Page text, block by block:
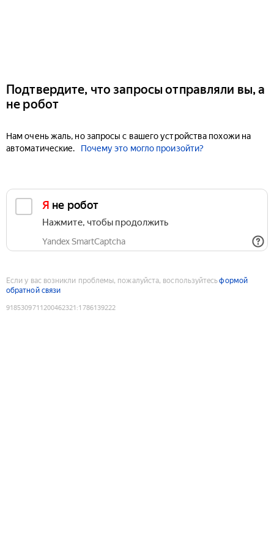
Подтвердите, что запросы отправляли вы, а
не робот
Нам очень жаль, но запросы с вашего устройства похожи на
автоматические.
Почему это могло произойти?
Я не робот
Нажмите, чтобы продолжить
Yandex SmartCaptcha
Если у вас возникли проблемы, пожалуйста, воспользуйтесьформой
обратной связи
9185309711200462321 :1786139222